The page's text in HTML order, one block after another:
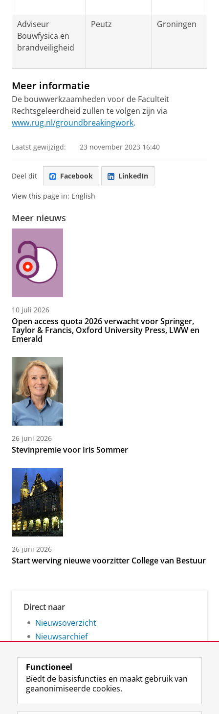
Adviseur
Bouwfysica en
brandveiligheid
Peutz Groningen
Meer informatie
De bouwwerkzaamheden voor de Faculteit
Rechtsgeleerdheid zullen te volgen zijn via
www.rug.nl/groundbreakingwork.
Laatst gewijzigd: 23 november 2023 16:40
Deel dit Facebook LinkedIn
View this page in: English
Meer nieuws
10 juli 2026
Open access quota 2026 verwacht voor Springer,
Taylor & Francis, Oxford University Press, LWW en
Emerald
26 juni 2026
Stevinpremie voor Iris Sommer
26 juni 2026
Start werving nieuwe voorzitter College van Bestuur
Direct naar
Nieuwsoverzicht
Nieuwsarchief
Volg de RUG
F
L
R I
Y
Functioneel
Biedt de basisfuncties en maakt gebruik van
geanonimiseerde cookies.